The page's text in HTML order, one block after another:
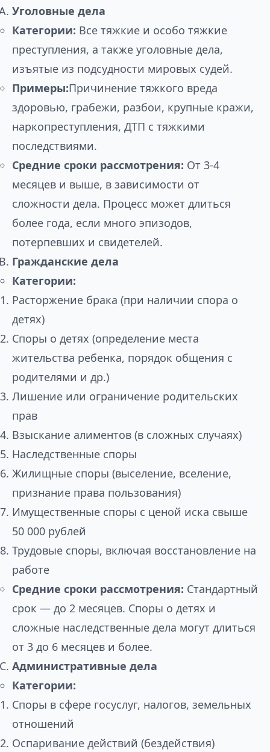
Уголовные дела
Категории: Все тяжкие и особо тяжкие
преступления, а также уголовные дела,
изъятые из подсудности мировых судей.
Примеры:Причинение тяжкого вреда
здоровью, грабежи, разбои, крупные кражи,
наркопреступления, ДТП с тяжкими
последствиями.
Средние сроки рассмотрения: От 3-4
месяцев и выше, в зависимости от
сложности дела. Процесс может длиться
более года, если много эпизодов,
потерпевших и свидетелей.
Гражданские дела
Категории:
Расторжение брака (при наличии спора о
детях)
Споры о детях (определение места
жительства ребенка, порядок общения с
родителями и др.)
Лишение или ограничение родительских
прав
Взыскание алиментов (в сложных случаях)
Наследственные споры
Жилищные споры (выселение, вселение,
признание права пользования)
Имущественные споры с ценой иска свыше
50 000 рублей
Трудовые споры, включая восстановление на
работе
Средние сроки рассмотрения: Стандартный
срок — до 2 месяцев. Споры о детях и
сложные наследственные дела могут длиться
от 3 до 6 месяцев и более.
Административные дела
Категории:
Споры в сфере госуслуг, налогов, земельных
отношений
Оспаривание действий (бездействия)